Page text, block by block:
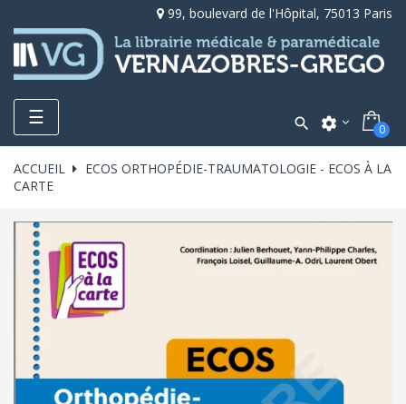
99, boulevard de l'Hôpital, 75013 Paris
Toggle
navigation
☰  settings 0
ACCUEIL
ECOS ORTHOPÉDIE-TRAUMATOLOGIE - ECOS À LA
CARTE